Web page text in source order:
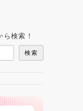
検索！
検索